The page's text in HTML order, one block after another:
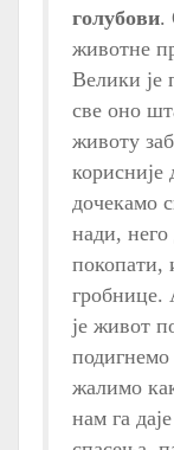
голубови.
животне
Велики је
све оно
животу
корисније
дочекамо
нади,
покопати,
гробнице.
је живот
подигнемо
жалимо
нам га